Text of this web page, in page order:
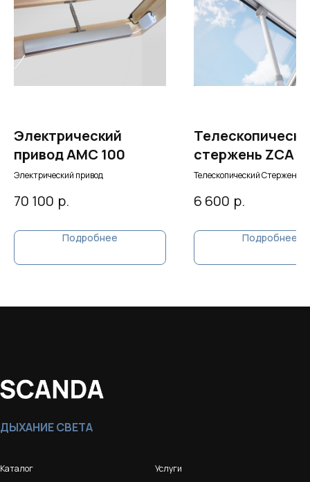
Электрический
привод AMC 100
Электрический привод
70 100 р.
Подробнее
стержень ZCA
Телескопический Стержень
6 600 р.
Подробнее
ДЫХАНИЕ СВЕТА
Каталог Услуги